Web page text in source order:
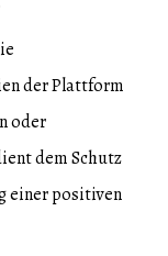
der Plattform
oder
dem Schutz
einer positiven